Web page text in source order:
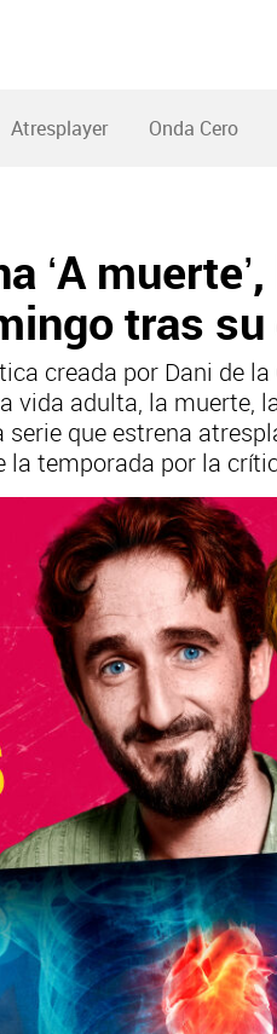
Atresplayer Onda Cero
‘A
tras
creada por Dani de
vida adulta, la muerte,
que estrena
temporada por la